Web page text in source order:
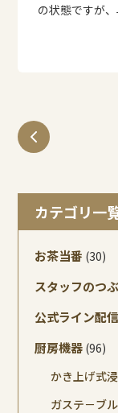
の状態ですが
カテゴリ一
お茶当番 (30)
スタッフのつ
公式ライン配
厨房機器 (96)
かき上げ式
ガステ－ブル